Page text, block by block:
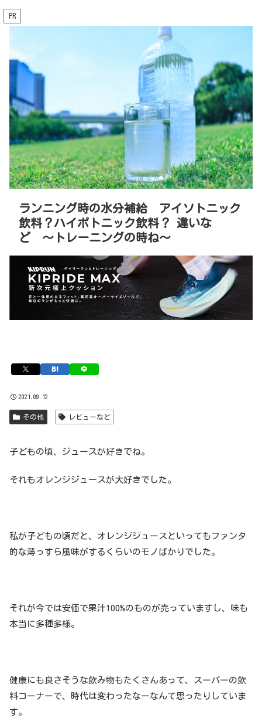
PR
ランニング時の水分補給 アイソトニック
飲料？ハイポトニック飲料？ 違いな
ど 〜トレーニングの時ね〜
2021.09.12
その他 レビューなど
子どもの頃、ジュースが好きでね。
それもオレンジジュースが大好きでした。
私が子どもの頃だと、オレンジジュースといってもファンタ
的な薄っすら風味がするくらいのモノばかりでした。
それが今では安価で果汁100%のものが売っていますし、味も
本当に多種多様。
健康にも良さそうな飲み物もたくさんあって、スーパーの飲
料コーナーで、時代は変わったなーなんて思ったりしていま
す。